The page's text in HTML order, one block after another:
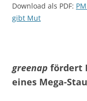
Download als PDF:
gibt Mut
greenap fördert
eines Mega-